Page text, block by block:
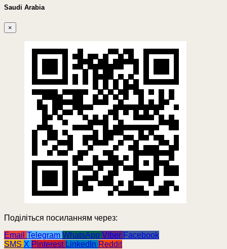
Saudi Arabia
×
Поділіться посиланням через:
Email Telegram WhatsApp Viber Facebook
SMS X Pinterest LinkedIn Reddit